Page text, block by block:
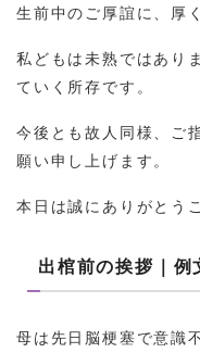
生前中のご厚誼に、厚
私どもは未熟ではあり
ていく所存です。
今後とも故人同様、ご
願い申し上げます。
本日は誠にありがとう
出棺前の挨拶｜例
母は先日脳梗塞で意識